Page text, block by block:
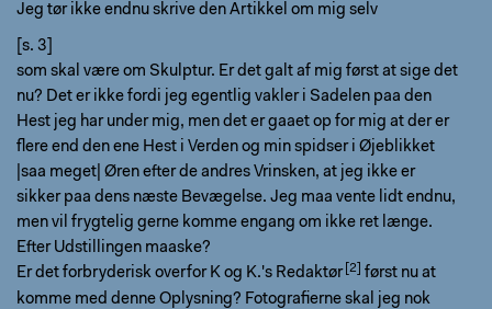
Jeg tør ikke endnu skrive den Artikkel om mig selv
[s. 3]
som skal være om Skulptur. Er det galt af mig først at sige det
nu? Det er ikke fordi jeg egentlig vakler i Sadelen paa den
Hest jeg har under mig, men det er gaaet op for mig at der er
flere end den ene Hest i Verden og min spidser i Øjeblikket
|saa meget| Øren efter de andres Vrinsken, at jeg ikke er
sikker paa dens næste Bevægelse. Jeg maa vente lidt endnu,
men vil frygtelig gerne komme engang om ikke ret længe.
Efter Udstillingen maaske?
Er det forbryderisk overfor K og K.'s Redaktør
først nu at
komme med denne Oplysning? Fotografierne skal jeg nok